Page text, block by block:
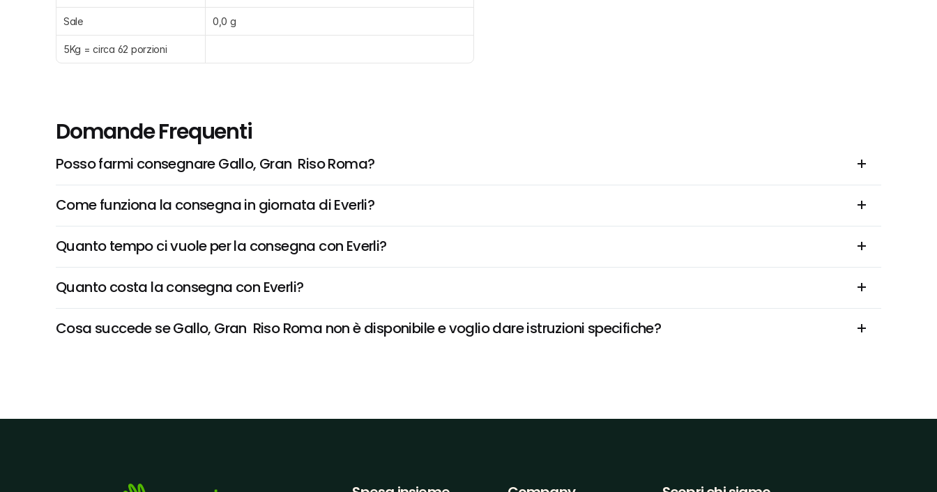
Sale 0,0 g
5Kg = circa 62 porzioni
Domande Frequenti
Posso farmi consegnare Gallo, Gran  Riso Roma?
Come funziona la consegna in giornata di Everli?
Quanto tempo ci vuole per la consegna con Everli?
Quanto costa la consegna con Everli?
Cosa succede se Gallo, Gran  Riso Roma non è disponibile e voglio dare istruzioni specifiche?